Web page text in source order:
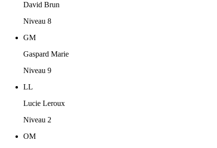
David Brun
Niveau 8
GM
Gaspard Marie
Niveau 9
LL
Lucie Leroux
Niveau 2
OM